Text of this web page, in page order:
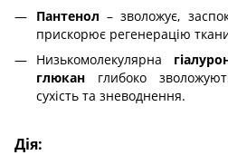
Пантенол– зволожує,
прискорює регенерацію
Низькомолекулярна
глюкан глибоко
сухість та зневоднення.
Дія: